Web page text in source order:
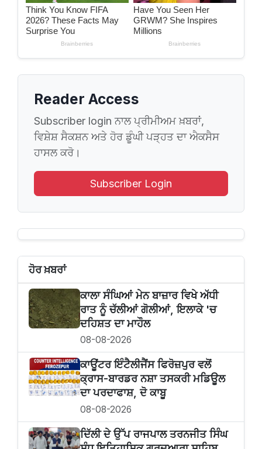
Reader Access
Subscriber login ਨਾਲ ਪ੍ਰੀਮੀਅਮ ਖ਼ਬਰਾਂ,
ਵਿਸ਼ੇਸ਼ ਸੈਕਸ਼ਨ ਅਤੇ ਹੋਰ ਡੂੰਘੀ ਪੜ੍ਹਤ ਦਾ ਐਕਸੈਸ
ਹਾਸਲ ਕਰੋ।
Subscriber Login
ਹੋਰ ਖ਼ਬਰਾਂ
ਕਾਲਾ ਸੰਘਿਆਂ ਮੇਨ ਬਾਜ਼ਾਰ ਵਿਖੇ ਅੱਧੀ
ਰਾਤ ਨੂੰ ਚੱਲੀਆਂ ਗੋਲੀਆਂ, ਇਲਾਕੇ 'ਚ
ਦਹਿਸ਼ਤ ਦਾ ਮਾਹੌਲ
08-08-2026
ਕਾਊਂਟਰ ਇੰਟੈਲੀਜੈਂਸ ਫਿਰੋਜ਼ਪੁਰ ਵਲੋਂ
ਕ੍ਰਾਸ-ਬਾਰਡਰ ਨਸ਼ਾ ਤਸਕਰੀ ਮਡਿਊਲ
ਦਾ ਪਰਦਾਫਾਸ਼, ਦੋ ਕਾਬੂ
08-08-2026
ਦਿੱਲੀ ਦੇ ਉੱਪ ਰਾਜਪਾਲ ਤਰਨਜੀਤ ਸਿੰਘ